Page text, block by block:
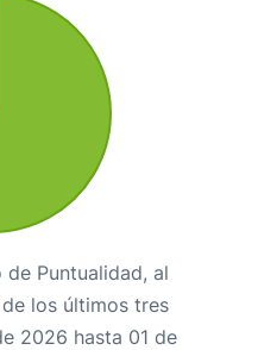
de Puntualidad, al
los últimos tres
2026 hasta 01 de